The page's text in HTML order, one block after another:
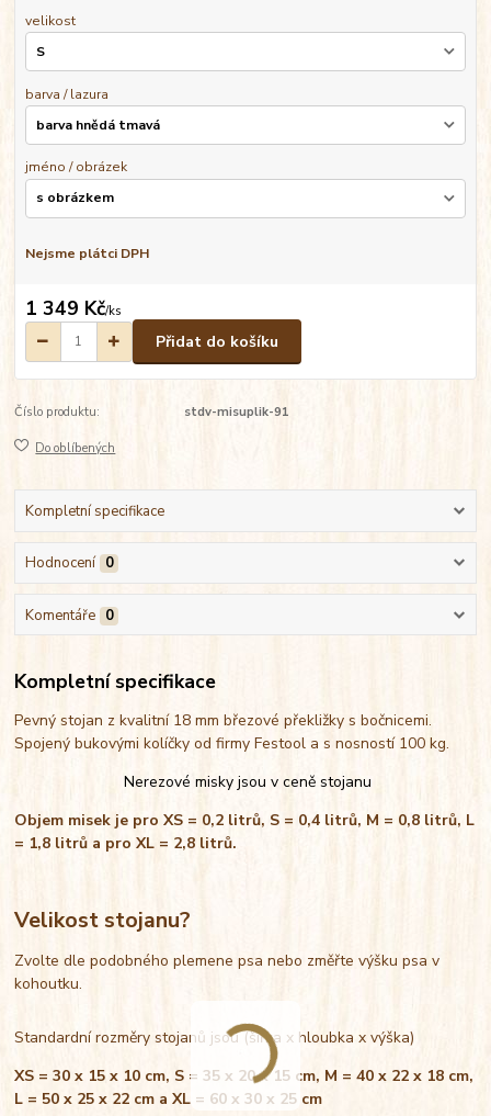
velikost
barva / lazura
jméno / obrázek
Nejsme plátci DPH
1 349 Kč/ks
Přidat do košíku
Číslo produktu: stdv-misuplik-91
Do oblíbených
Kompletní specifikace
Hodnocení 0
Komentáře 0
Kompletní specifikace
Pevný stojan z kvalitní 18 mm březové překližky s bočnicemi.
Spojený bukovými kolíčky od firmy Festool a s nosností 100 kg.
Nerezové misky jsou v ceně stojanu
Objem misek je pro XS = 0,2 litrů, S = 0,4 litrů, M = 0,8 litrů, L
= 1,8 litrů a pro XL = 2,8 litrů.
Velikost stojanu?
Zvolte dle podobného plemene psa nebo změřte výšku psa v
kohoutku.
Standardní rozměry stojanů jsou (šířka x hloubka x výška)
XS = 30 x 15 x 10 cm, S = 35 x 20 x 15 cm, M = 40 x 22 x 18 cm,
L = 50 x 25 x 22 cm a XL = 60 x 30 x 25 cm